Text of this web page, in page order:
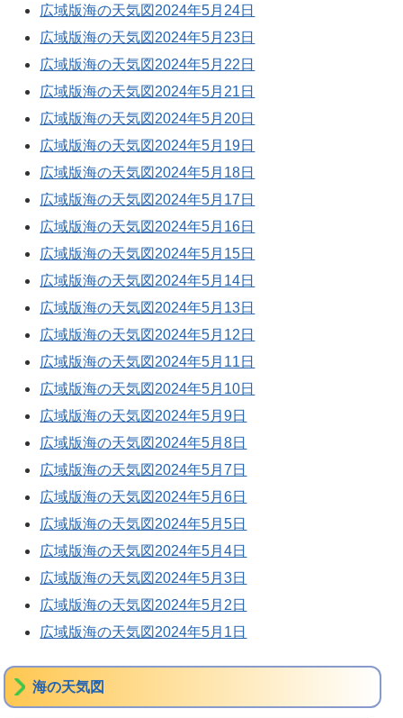
広域版海の天気図2024年5月24日
広域版海の天気図2024年5月23日
広域版海の天気図2024年5月22日
広域版海の天気図2024年5月21日
広域版海の天気図2024年5月20日
広域版海の天気図2024年5月19日
広域版海の天気図2024年5月18日
広域版海の天気図2024年5月17日
広域版海の天気図2024年5月16日
広域版海の天気図2024年5月15日
広域版海の天気図2024年5月14日
広域版海の天気図2024年5月13日
広域版海の天気図2024年5月12日
広域版海の天気図2024年5月11日
広域版海の天気図2024年5月10日
広域版海の天気図2024年5月9日
広域版海の天気図2024年5月8日
広域版海の天気図2024年5月7日
広域版海の天気図2024年5月6日
広域版海の天気図2024年5月5日
広域版海の天気図2024年5月4日
広域版海の天気図2024年5月3日
広域版海の天気図2024年5月2日
広域版海の天気図2024年5月1日
海の天気図